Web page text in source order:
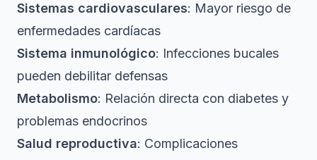
Sistemas cardiovasculares: Mayor riesgo de
enfermedades cardíacas
Sistema inmunológico: Infecciones bucales
pueden debilitar defensas
Metabolismo: Relación directa con diabetes y
problemas endocrinos
Salud reproductiva: Complicaciones